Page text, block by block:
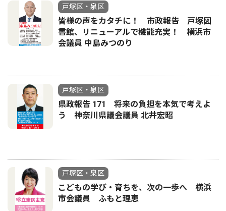
戸塚区・泉区
皆様の声をカタチに！ 市政報告 戸塚図
書館、リニューアルで機能充実！ 横浜市
会議員 中島みつのり
戸塚区・泉区
県政報告 171 将来の負担を本気で考えよ
う 神奈川県議会議員 北井宏昭
戸塚区・泉区
こどもの学び・育ちを、次の一歩へ 横浜
市会議員 ふもと理恵